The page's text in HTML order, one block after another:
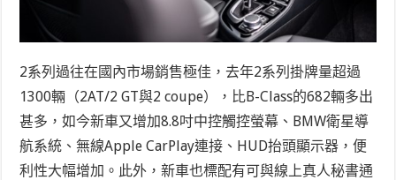
2系列過往在國內市場銷售極佳，去年2系列掛牌量超過
1300輛（2AT/2 GT與2 coupe），比B-Class的682輛多出
甚多，如今新車又增加8.8吋中控觸控螢幕、BMW衛星導
航系統、無線Apple CarPlay連接、HUD抬頭顯示器，便
利性大幅增加。此外，新車也標配有可與線上真人秘書通